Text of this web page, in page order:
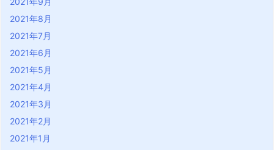
2021年8月
2021年7月
2021年6月
2021年5月
2021年4月
2021年3月
2021年2月
2021年1月